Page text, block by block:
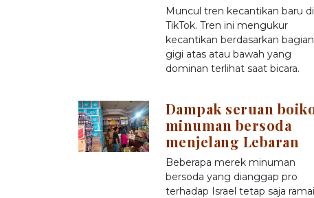
Muncul tren kecantikan baru di
TikTok. Tren ini mengukur
kecantikan berdasarkan bagian
gigi atas atau bawah yang
dominan terlihat saat bicara.
Dampak seruan
minuman bersoda
menjelang Lebaran
Beberapa merek minuman
bersoda yang dianggap pro
terhadap Israel tetap saja ramai